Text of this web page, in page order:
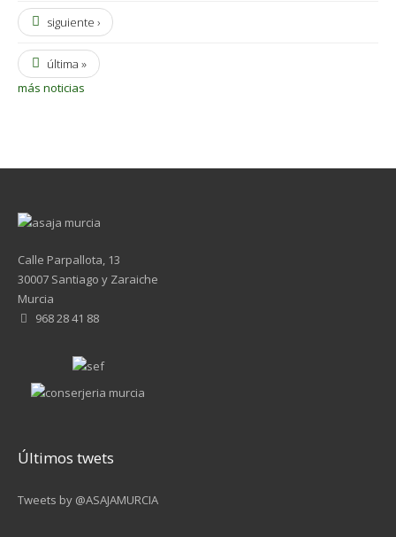
siguiente ›
última »
más noticias
Calle Parpallota, 13
30007 Santiago y Zaraiche
Murcia
968 28 41 88
Últimos twets
Tweets by @ASAJAMURCIA